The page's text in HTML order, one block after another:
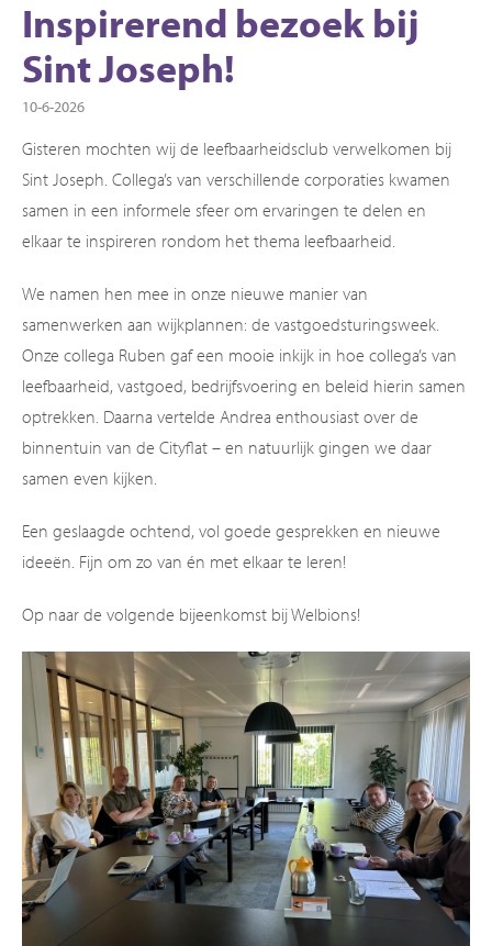
Inspirerend bezoek bij
Sint Joseph!
10-6-2026
Gisteren mochten wij de leefbaarheidsclub verwelkomen bij
Sint Joseph. Collega’s van verschillende corporaties kwamen
samen in een informele sfeer om ervaringen te delen en
elkaar te inspireren rondom het thema leefbaarheid.
We namen hen mee in onze nieuwe manier van
samenwerken aan wijkplannen: de vastgoedsturingsweek.
Onze collega Ruben gaf een mooie inkijk in hoe collega’s van
leefbaarheid, vastgoed, bedrijfsvoering en beleid hierin samen
optrekken. Daarna vertelde Andrea enthousiast over de
binnentuin van de Cityflat – en natuurlijk gingen we daar
samen even kijken.
Een geslaagde ochtend, vol goede gesprekken en nieuwe
ideeën. Fijn om zo van én met elkaar te leren!
Op naar de volgende bijeenkomst bij Welbions!